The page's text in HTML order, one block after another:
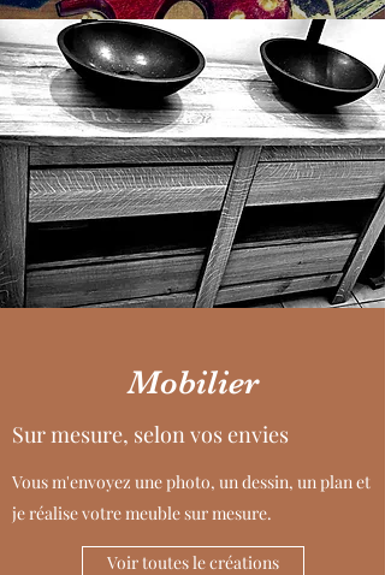
Mobilier
Sur mesure, selon vos envies
Vous m'envoyez une photo, un dessin, un plan et
je réalise votre meuble sur mesure.
Voir toutes le créations